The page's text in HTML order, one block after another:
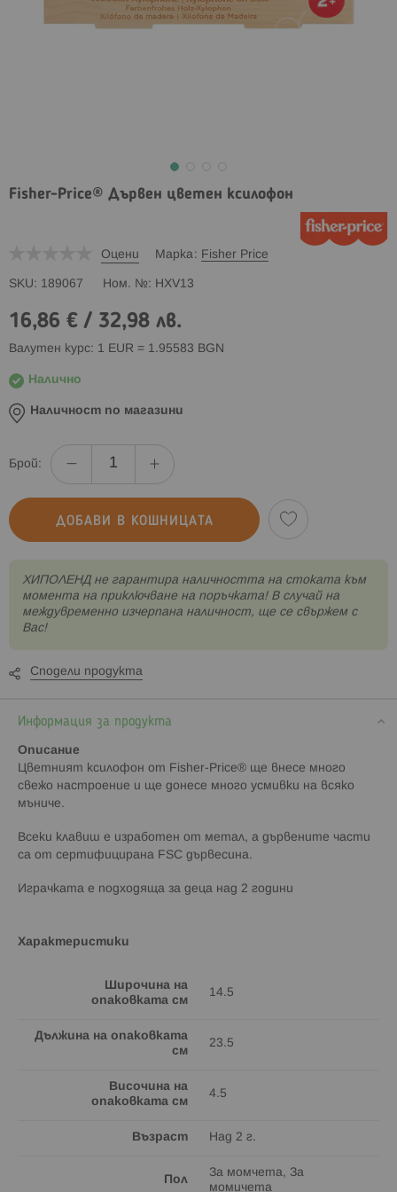
Fisher-Price® Дървен цветен ксилофон
Оцени Марка Fisher Price
SKU 189067 Ном. № HXV13
16,86 € / 32,98 лв.
Валутен курс: 1 EUR = 1.95583 BGN
Налично
Наличност по магазини
Брой:
ДОБАВИ В КОШНИЦАТА
XИПОЛЕНД не гарантира наличността на стоката към
момента на приключване на поръчката! В случай на
междувременно изчерпана наличност, ще се свържем с
Вас!
Сподели продукта
Информация за продукта
Описание
Цветният ксилофон от Fisher-Price® ще внесе много
свежо настроение и ще донесе много усмивки на всяко
мъниче.
Всеки клавиш е изработен от метал, а дървените части
са от сертифицирана FSC дървесина.
Играчката е подходяща за деца над 2 години
Характеристики
Широчина на
опаковката см
14.5
Дължина на опаковката
см
23.5
Височина на
опаковката см
4.5
Възраст Над 2 г.
Пол
За момчета, За
момичета